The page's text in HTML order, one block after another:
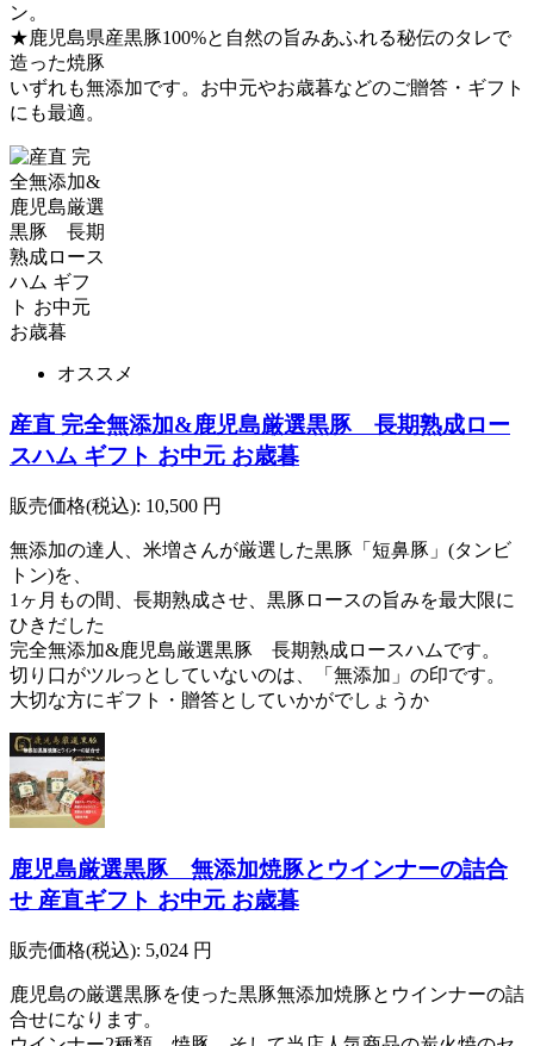
ン。
★鹿児島県産黒豚100%と自然の旨みあふれる秘伝のタレで
造った焼豚
いずれも無添加です。お中元やお歳暮などのご贈答・ギフト
にも最適。
オススメ
産直 完全無添加&鹿児島厳選黒豚 長期熟成ロー
スハム ギフト お中元 お歳暮
販売価格(税込): 10,500 円
無添加の達人、米増さんが厳選した黒豚「短鼻豚」(タンビ
トン)を、
1ヶ月もの間、長期熟成させ、黒豚ロースの旨みを最大限に
ひきだした
完全無添加&鹿児島厳選黒豚 長期熟成ロースハムです。
切り口がツルっとしていないのは、「無添加」の印です。
大切な方にギフト・贈答としていかがでしょうか
鹿児島厳選黒豚 無添加焼豚とウインナーの詰合
せ 産直ギフト お中元 お歳暮
販売価格(税込): 5,024 円
鹿児島の厳選黒豚を使った黒豚無添加焼豚とウインナーの詰
合せになります。